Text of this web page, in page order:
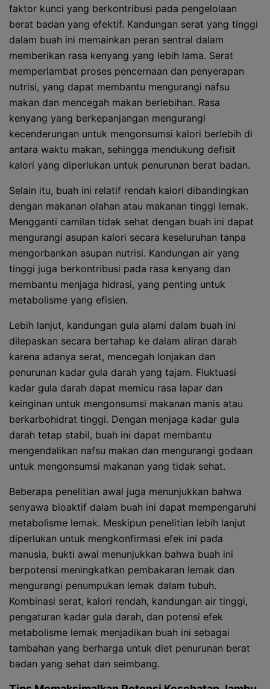
faktor kunci yang berkontribusi pada pengelolaan
berat badan yang efektif. Kandungan serat yang tinggi
dalam buah ini memainkan peran sentral dalam
memberikan rasa kenyang yang lebih lama. Serat
memperlambat proses pencernaan dan penyerapan
nutrisi, yang dapat membantu mengurangi nafsu
makan dan mencegah makan berlebihan. Rasa
kenyang yang berkepanjangan mengurangi
kecenderungan untuk mengonsumsi kalori berlebih di
antara waktu makan, sehingga mendukung defisit
kalori yang diperlukan untuk penurunan berat badan.
Selain itu, buah ini relatif rendah kalori dibandingkan
dengan makanan olahan atau makanan tinggi lemak.
Mengganti camilan tidak sehat dengan buah ini dapat
mengurangi asupan kalori secara keseluruhan tanpa
mengorbankan asupan nutrisi. Kandungan air yang
tinggi juga berkontribusi pada rasa kenyang dan
membantu menjaga hidrasi, yang penting untuk
metabolisme yang efisien.
Lebih lanjut, kandungan gula alami dalam buah ini
dilepaskan secara bertahap ke dalam aliran darah
karena adanya serat, mencegah lonjakan dan
penurunan kadar gula darah yang tajam. Fluktuasi
kadar gula darah dapat memicu rasa lapar dan
keinginan untuk mengonsumsi makanan manis atau
berkarbohidrat tinggi. Dengan menjaga kadar gula
darah tetap stabil, buah ini dapat membantu
mengendalikan nafsu makan dan mengurangi godaan
untuk mengonsumsi makanan yang tidak sehat.
Beberapa penelitian awal juga menunjukkan bahwa
senyawa bioaktif dalam buah ini dapat mempengaruhi
metabolisme lemak. Meskipun penelitian lebih lanjut
diperlukan untuk mengkonfirmasi efek ini pada
manusia, bukti awal menunjukkan bahwa buah ini
berpotensi meningkatkan pembakaran lemak dan
mengurangi penumpukan lemak dalam tubuh.
Kombinasi serat, kalori rendah, kandungan air tinggi,
pengaturan kadar gula darah, dan potensi efek
metabolisme lemak menjadikan buah ini sebagai
tambahan yang berharga untuk diet penurunan berat
badan yang sehat dan seimbang.